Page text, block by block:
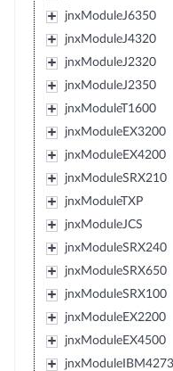
jnxModuleJ6350
jnxModuleJ4320
jnxModuleJ2320
jnxModuleJ2350
jnxModuleT1600
jnxModuleEX3200
jnxModuleEX4200
jnxModuleSRX210
jnxModuleTXP
jnxModuleJCS
jnxModuleSRX240
jnxModuleSRX650
jnxModuleSRX100
jnxModuleEX2200
jnxModuleEX4500